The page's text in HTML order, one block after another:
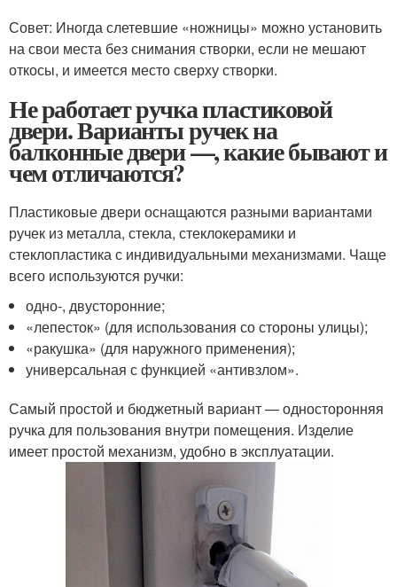
Совет: Иногда слетевшие «ножницы» можно установить
на свои места без снимания створки, если не мешают
откосы, и имеется место сверху створки.
Не работает ручка пластиковой
двери. Варианты ручек на
балконные двери —, какие бывают и
чем отличаются?
Пластиковые двери оснащаются разными вариантами
ручек из металла, стекла, стеклокерамики и
стеклопластика с индивидуальными механизмами. Чаще
всего используются ручки:
одно-, двусторонние;
«лепесток» (для использования со стороны улицы);
«ракушка» (для наружного применения);
универсальная с функцией «антивзлом».
Самый простой и бюджетный вариант — односторонняя
ручка для пользования внутри помещения. Изделие
имеет простой механизм, удобно в эксплуатации.